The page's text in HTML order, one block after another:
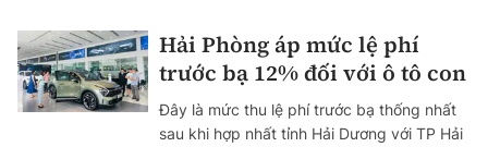
Hải Phòng áp mức lệ phí
trước bạ 12% đối với ô tô con
Đây là mức thu lệ phí trước bạ thống nhất
sau khi hợp nhất tỉnh Hải Dương với TP Hải